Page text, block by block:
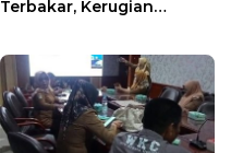
Terbakar, Kerugian